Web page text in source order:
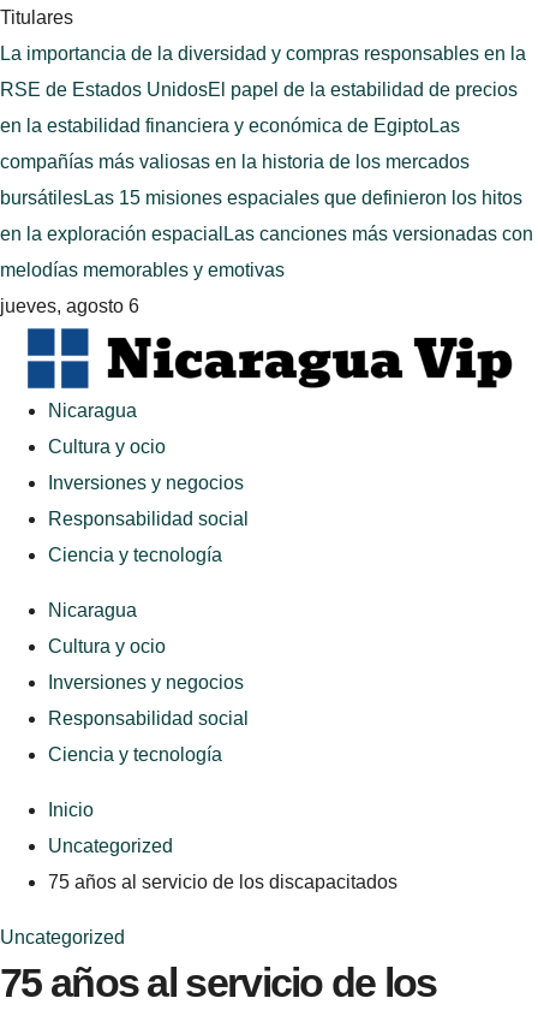
Titulares
La importancia de la diversidad y compras responsables en la
RSE de Estados UnidosEl papel de la estabilidad de precios
en la estabilidad financiera y económica de EgiptoLas
compañías más valiosas en la historia de los mercados
bursátilesLas 15 misiones espaciales que definieron los hitos
en la exploración espacial Las canciones más versionadas con
melodías memorables y emotivas
jueves, agosto 6
Nicaragua
Cultura y ocio
Inversiones y negocios
Responsabilidad social
Ciencia y tecnología
Nicaragua
Cultura y ocio
Inversiones y negocios
Responsabilidad social
Ciencia y tecnología
Inicio
Uncategorized
75 años al servicio de los discapacitados
Uncategorized
75 años al servicio de los